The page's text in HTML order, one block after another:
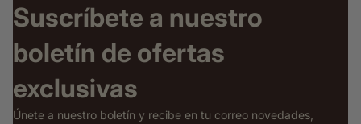
Suscríbete a nuestro
boletín de ofertas
exclusivas
Únete a nuestro boletín y recibe en tu correo novedades,